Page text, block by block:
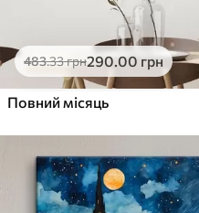
483.33грн290.00 грн
Повний місяць